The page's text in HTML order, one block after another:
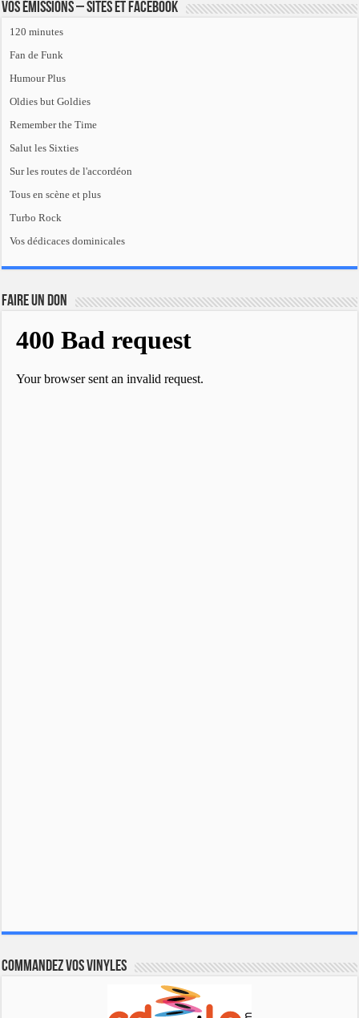
Vos émissions – Sites et Facebook
120 minutes
Fan de Funk
Humour Plus
Oldies but Goldies
Remember the Time
Salut les Sixties
Sur les routes de l'accordéon
Tous en scène et plus
Turbo Rock
Vos dédicaces dominicales
FAIRE UN DON
Commandez vos vinyles